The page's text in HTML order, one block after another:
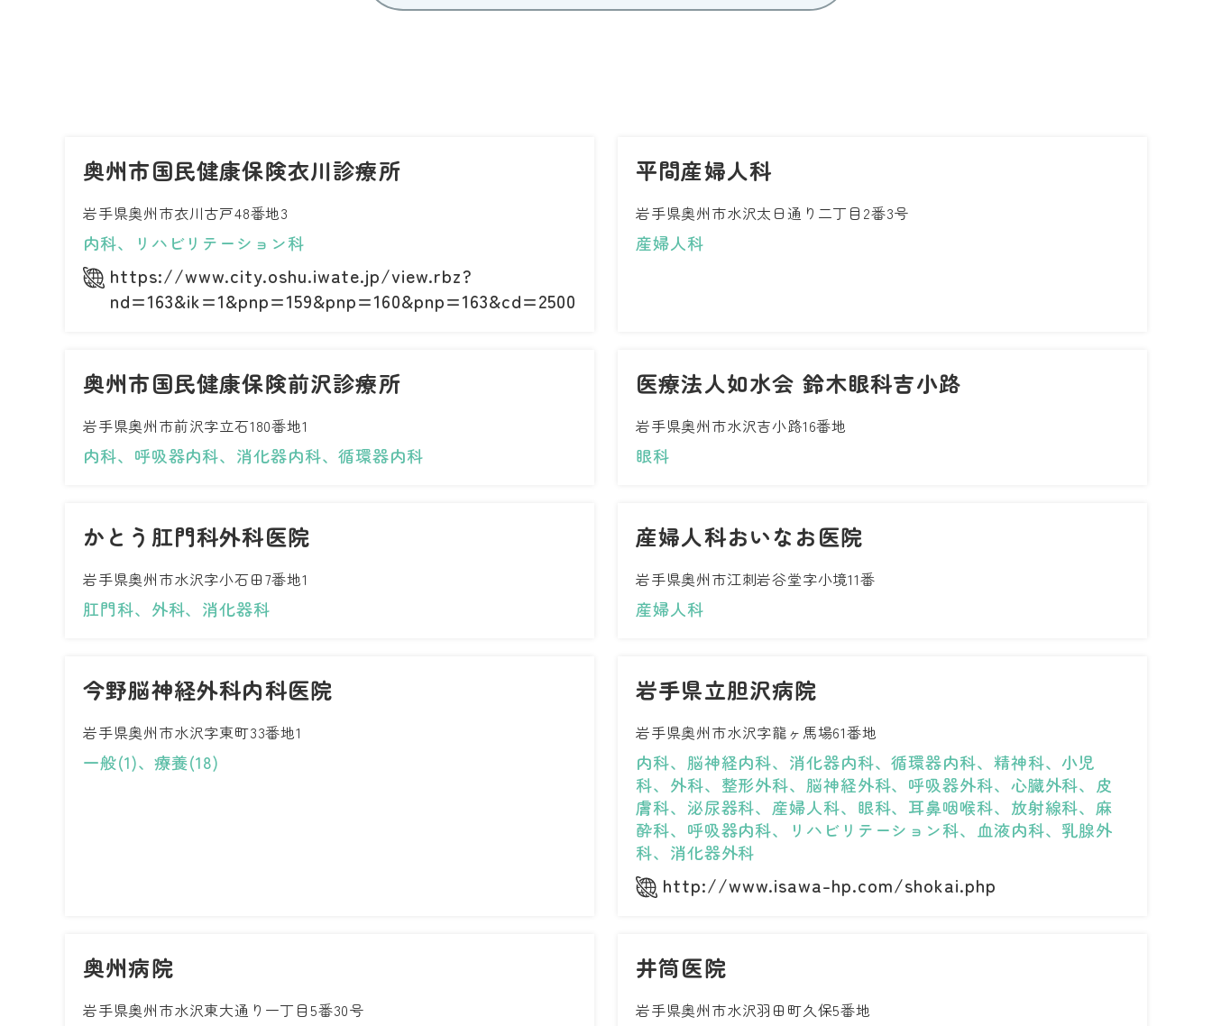
奥州市国民健康保険衣川診療所
岩手県奥州市衣川古戸48番地3
内科、リハビリテーション科
https://www.city.oshu.iwate.jp/view.rbz?
nd=163&ik=1&pnp=159&pnp=160&pnp=163&cd=2500
平間産婦人科
岩手県奥州市水沢太日通り二丁目2番3号
産婦人科
奥州市国民健康保険前沢診療所
岩手県奥州市前沢字立石180番地1
内科、呼吸器内科、消化器内科、循環器内科
医療法人如水会 鈴木眼科吉小路
岩手県奥州市水沢吉小路16番地
眼科
かとう肛門科外科医院
岩手県奥州市水沢字小石田7番地1
肛門科、外科、消化器科
産婦人科おいなお医院
岩手県奥州市江刺岩谷堂字小境11番
産婦人科
今野脳神経外科内科医院
岩手県奥州市水沢字東町33番地1
一般(1)、療養(18)
岩手県立胆沢病院
岩手県奥州市水沢字龍ヶ馬場61番地
内科、脳神経内科、消化器内科、循環器内科、精神科、小児
科、外科、整形外科、脳神経外科、呼吸器外科、心臓外科、皮
膚科、泌尿器科、産婦人科、眼科、耳鼻咽喉科、放射線科、麻
酔科、呼吸器内科、リハビリテーション科、血液内科、乳腺外
科、消化器外科
http://www.isawa-hp.com/shokai.php
奥州病院
岩手県奥州市水沢東大通り一丁目5番30号
井筒医院
岩手県奥州市水沢羽田町久保5番地